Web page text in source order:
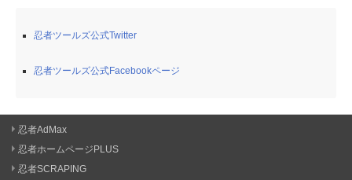
忍者ツールズ公式Twitter
忍者ツールズ公式Facebookページ
忍者AdMax
忍者ホームページPLUS
忍者SCRAPING